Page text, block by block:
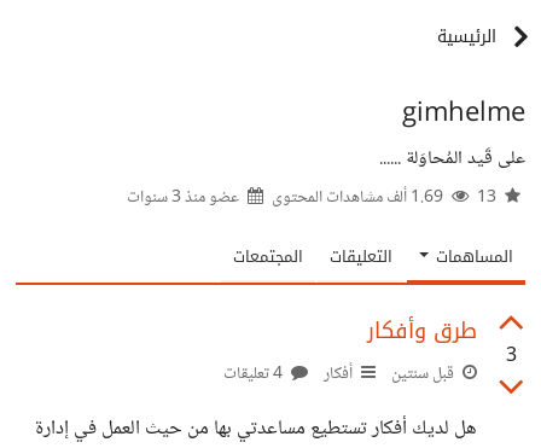
الرئيسية
gimhelme
على قَيد المُحاوَلة ......
عضو منذ3 سنوات
المساهمات التعليقات المجتمعات
3
طرق وأفكار
قبل سنتين أفكار
هل لديك أفكار تستطيع مساعدتي بها من حيث العمل في إدارة